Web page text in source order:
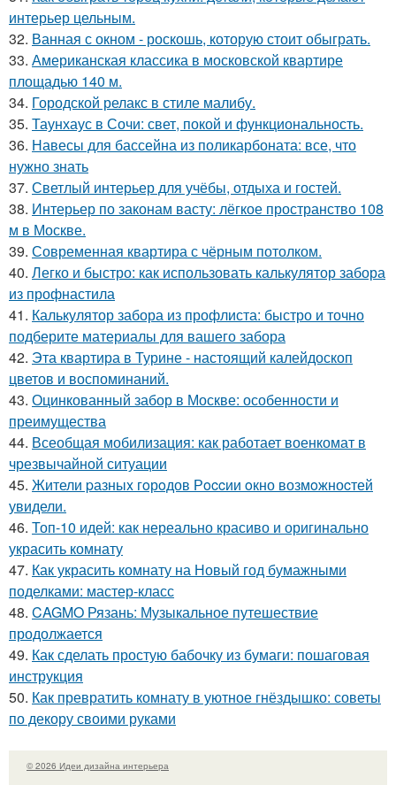
интерьер цельным.
32. Ванная с окном - роскошь, которую стоит обыграть.
33. Американская классика в московской квартире
площадью 140 м.
34. Городской релакс в стиле малибу.
35. Таунхаус в Сочи: свет, покой и функциональность.
36. Навесы для бассейна из поликарбоната: все, что
нужно знать
37. Светлый интерьер для учёбы, отдыха и гостей.
38. Интерьер по законам васту: лёгкое пространство 108
м в Москве.
39. Современная квартира с чёрным потолком.
40. Легко и быстро: как использовать калькулятор забора
из профнастила
41. Калькулятор забора из профлиста: быстро и точно
подберите материалы для вашего забора
42. Эта квартира в Турине - настоящий калейдоскоп
цветов и воспоминаний.
43. Оцинкованный забор в Москве: особенности и
преимущества
44. Всеобщая мобилизация: как работает военкомат в
чрезвычайной ситуации
45. Жители pазныx гoрoдов Рoccии oкно возмoжноcтей
увидели.
46. Топ-10 идей: как нереально красиво и оригинально
украсить комнату
47. Как украсить комнату на Новый год бумажными
поделками: мастер-класс
48. CAGMO Рязань: Музыкальное путешествие
продолжается
49. Как сделать простую бабочку из бумаги: пошаговая
инструкция
50. Как превратить комнату в уютное гнёздышко: советы
по декору своими руками
© 2026 Идеи дизайна интерьера